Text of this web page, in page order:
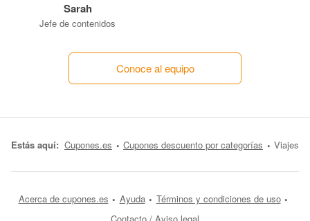
Sarah
Jefe de contenidos
Conoce al equipo
Estás aquí: Cupones.es Cupones descuento por categorías Viajes
Acerca de cupones.es Ayuda
Términos y condiciones de uso